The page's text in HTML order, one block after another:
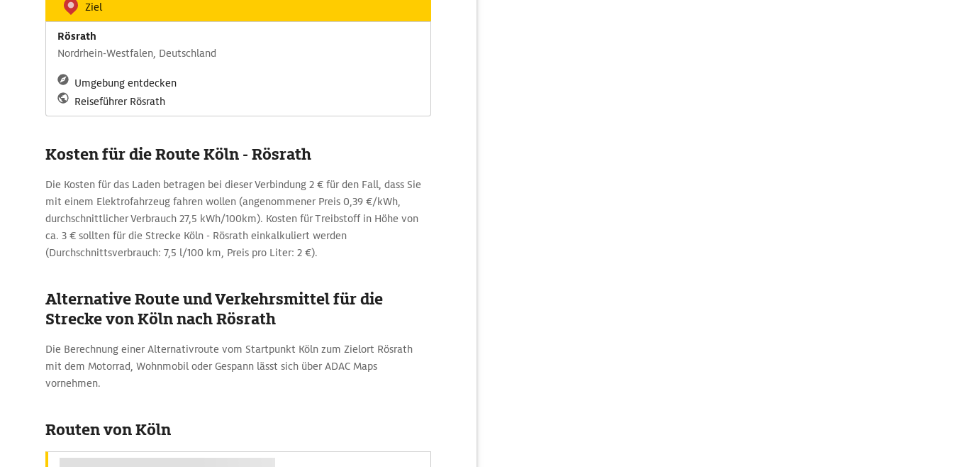
Ziel
Rösrath
Nordrhein-Westfalen, Deutschland
Umgebung entdecken
Reiseführer Rösrath
Kosten für die Route Köln - Rösrath
Die Kosten für das Laden betragen bei dieser Verbindung 2 € für den Fall, dass Sie
mit einem Elektrofahrzeug fahren wollen (angenommener Preis 0,39 €/kWh,
durchschnittlicher Verbrauch 27,5 kWh/100km). Kosten für Treibstoff in Höhe von
ca. 3 € sollten für die Strecke Köln - Rösrath einkalkuliert werden
(Durchschnittsverbrauch: 7,5 l/100 km, Preis pro Liter: 2 €).
Alternative Route und Verkehrsmittel für die
Strecke von Köln nach Rösrath
Die Berechnung einer Alternativroute vom Startpunkt Köln zum Zielort Rösrath
mit dem Motorrad, Wohnmobil oder Gespann lässt sich über ADAC Maps
vornehmen.
Routen von Köln